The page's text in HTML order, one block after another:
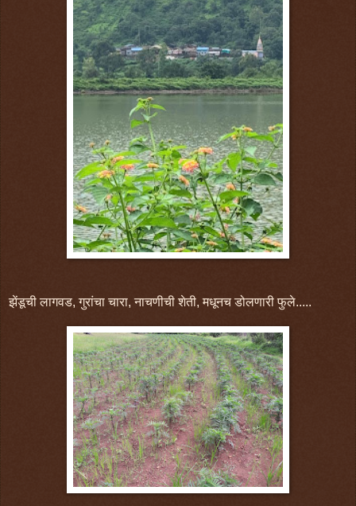
झेंडूची लागवड, गुरांचा चारा, नाचणीची शेती, मधूनच डोलणारी फुले.....